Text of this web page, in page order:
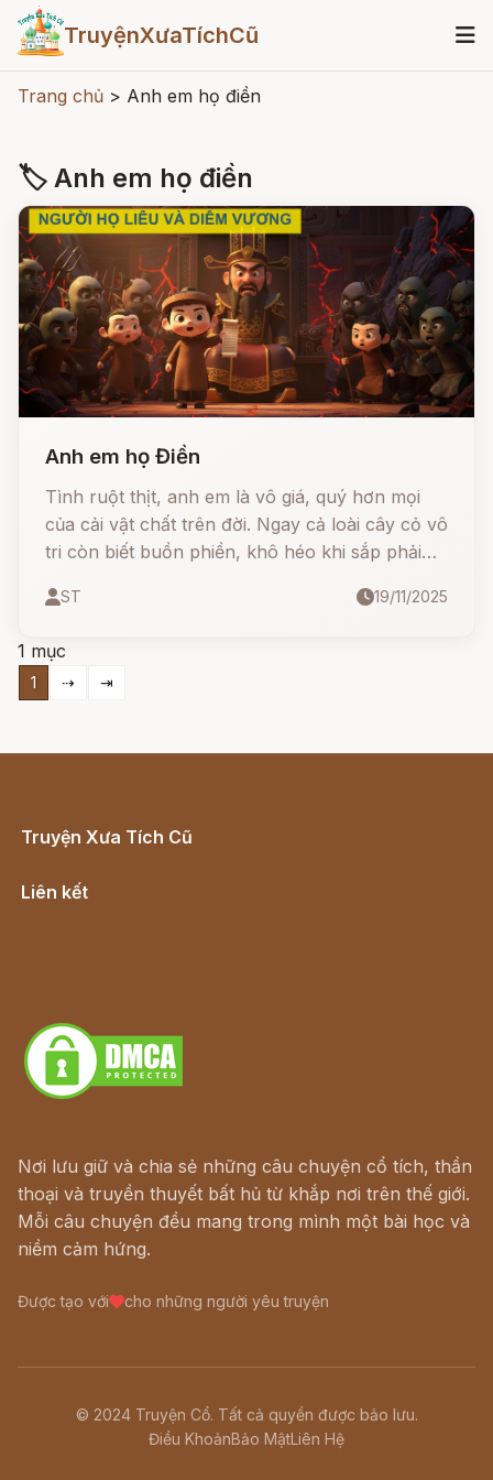
TruyệnXưaTíchCũ
Trang chủ > Anh em họ điền
🏷 Anh em họ điền
Anh em họ Điền
Tình ruột thịt, anh em là vô giá, quý hơn mọi
của cải vật chất trên đời. Ngay cả loài cây cỏ vô
tri còn biết buồn phiền, khô héo khi sắp phải
và giữ gìn tình thân, sự sum họp trong gia đình
ST 19/11/2025
1 mục
1 ⇢ ⇥
Truyện Xưa Tích Cũ
Liên kết
Nơi lưu giữ và chia sẻ những câu chuyện cổ tích, thần
thoại và truyền thuyết bất hủ từ khắp nơi trên thế giới.
Mỗi câu chuyện đều mang trong mình một bài học và
niềm cảm hứng.
Được tạo với cho những người yêu truyện
© 2024 Truyện Cổ. Tất cả quyền được bảo lưu.
Điều KhoảnBảo MậtLiên Hệ